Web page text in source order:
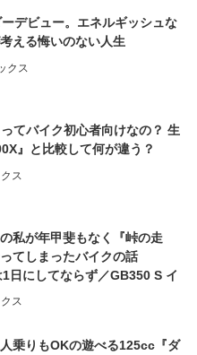
デビュー。エネルギッシュな
える悔いのない人生
クス
てバイク初心者向けなの？ 生
』と比較して何が違う？
ス
私が年甲斐もなく『峠の走
てしまったバイクの話
1日にしてならず／GB350 S イ
前編】
ス
乗りもOKの遊べる125cc『ダ